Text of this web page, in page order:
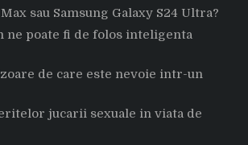
sau Samsung Galaxy S24 Ultra?
ne poate fi de folos inteligenta
de care este nevoie intr-un
jucarii sexuale in viata de